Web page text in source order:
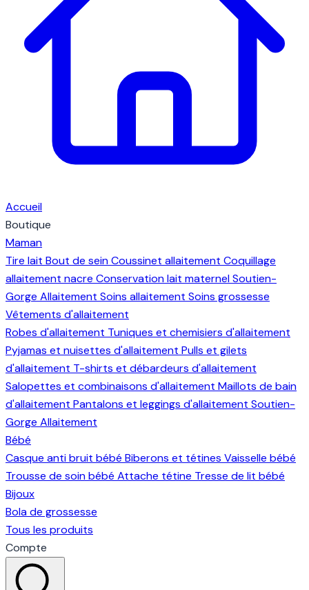
Accueil
Boutique
Maman
Tire lait Bout de seinCoussinet allaitement Coquillage
allaitement nacre Conservation lait maternelSoutien-
Gorge Allaitement Soins allaitement Soins grossesse
Vêtements d'allaitement
Robes d'allaitement Tuniques et chemisiers d'allaitement
Pyjamas et nuisettes d'allaitement Pulls et gilets
d'allaitement T-shirts et débardeurs d'allaitement
Salopettes et combinaisons d'allaitement Maillots de bain
d'allaitement Pantalons et leggings d'allaitement Soutien-
Gorge Allaitement
Bébé
Casque anti bruit bébé Biberons et tétines Vaisselle bébé
Trousse de soin bébé Attache tétine Tresse de lit bébé
Bijoux
Bola de grossesse
Tous les produits
Compte